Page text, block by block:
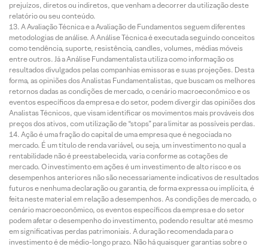
prejuízos, diretos ou indiretos, que venham a decorrer da utilização deste
relatório ou seu conteúdo.
A Avaliação Técnica e a Avaliação de Fundamentos seguem diferentes
metodologias de análise. A Análise Técnica é executada seguindo conceitos
como tendência, suporte, resistência, candles, volumes, médias móveis
entre outros. Já a Análise Fundamentalista utiliza como informação os
resultados divulgados pelas companhias emissoras e suas projeções. Desta
forma, as opiniões dos Analistas Fundamentalistas, que buscam os melhores
retornos dadas as condições de mercado, o cenário macroeconômico e os
eventos específicos da empresa e do setor, podem divergir das opiniões dos
Analistas Técnicos, que visam identificar os movimentos mais prováveis dos
preços dos ativos, com utilização de “stops” para limitar as possíveis perdas.
Ação é uma fração do capital de uma empresa que é negociada no
mercado. É um título de renda variável, ou seja, um investimento no qual a
rentabilidade não é preestabelecida, varia conforme as cotações de
mercado. O investimento em ações é um investimento de alto risco e os
desempenhos anteriores não são necessariamente indicativos de resultados
futuros e nenhuma declaração ou garantia, de forma expressa ou implícita, é
feita neste material em relação a desempenhos. As condições de mercado, o
cenário macroeconômico, os eventos específicos da empresa e do setor
podem afetar o desempenho do investimento, podendo resultar até mesmo
em significativas perdas patrimoniais. A duração recomendada para o
investimento é de médio-longo prazo. Não há quaisquer garantias sobre o